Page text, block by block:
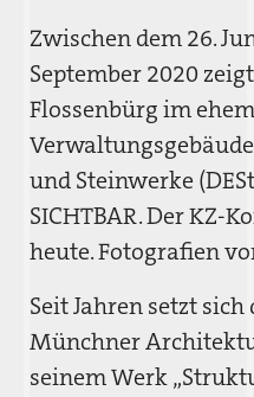
Zwischen dem 26.
September 2020
Flossenbürg im
und Steinwerke
SICHTBAR. Der KZ-
heute. Fotografien
Seit Jahren setzt
Münchner
seinem Werk